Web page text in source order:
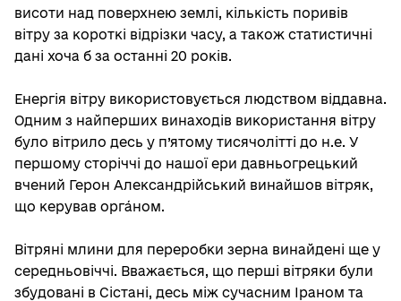
висоти над поверхнею землі, кількість поривів
вітру за короткі відрізки часу, а також статистичні
дані хоча б за останні 20 років.
Енергія вітру використовується людством віддавна.
Одним з найперших винаходів використання вітру
було вітрило десь у п’ятому тисячолітті до н.е. У
першому сторіччі до нашої ери давньогрецький
вчений Герон Александрійський винайшов вітряк,
що керував орга́ном.
Вітряні млини для переробки зерна винайдені ще у
середньовіччі. Вважається, що перші вітряки були
збудовані в Сістані, десь між сучасним Іраном та